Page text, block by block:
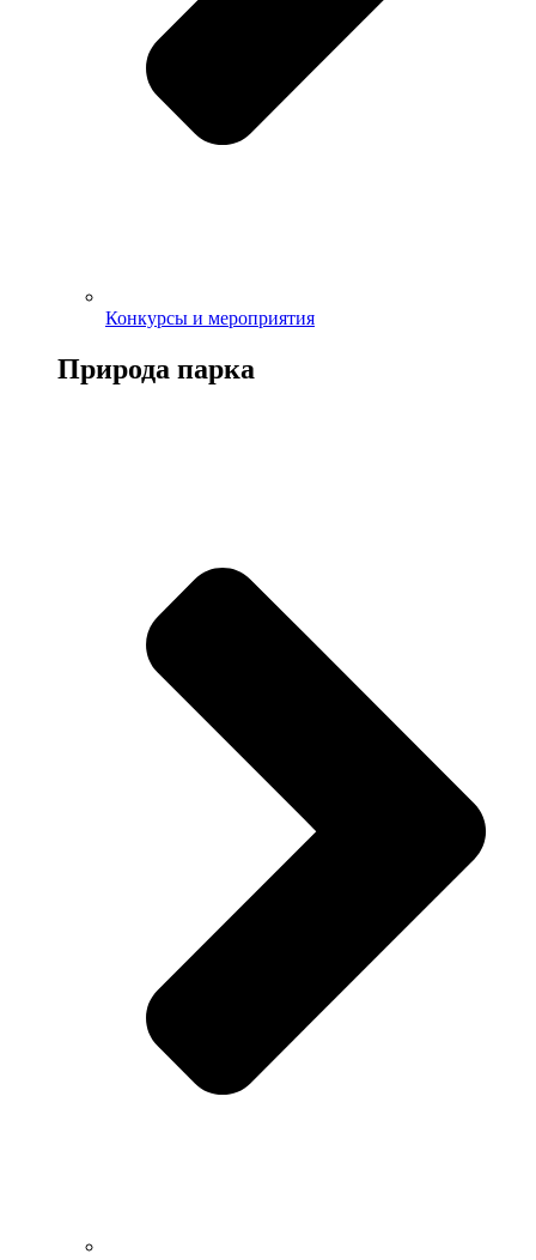
Конкурсы и мероприятия
Природа парка